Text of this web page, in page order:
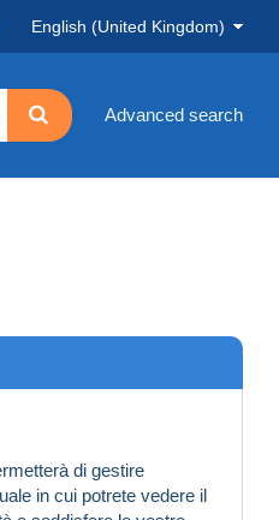
English (United Kingdom)
Advanced search
di gestire
in cui potrete vedere il